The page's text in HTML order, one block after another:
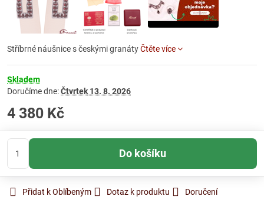
Stříbrné náušnice s českými granátyČtěte více
Skladem
Doručíme dne:Čtvrtek 13. 8. 2026
4 380 Kč
Do košíku
Přidat k Oblíbeným Dotaz k produktu Doručení